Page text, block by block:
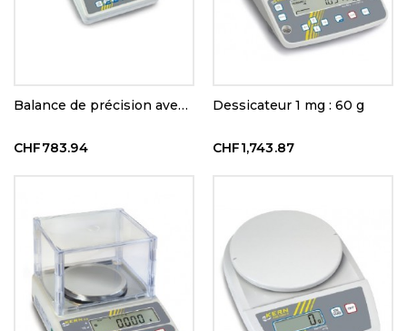
Balance de précision avec décl. d'approbation 0,01 g : 650 g
CHF783.94
Dessicateur 1 mg : 60 g
CHF1,743.87